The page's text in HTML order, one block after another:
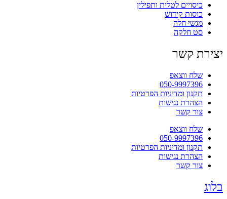
כיסויים לטלית ותפילין
כוסות קידוש
מגשי חלה
סט חלקה
יצירת קשר
שלח ווצאפ
050-9997396
תקנון ומדיניות הפרטיות
הצהרת נגישות
צור קשר
שלח ווצאפ
050-9997396
תקנון ומדיניות הפרטיות
הצהרת נגישות
צור קשר
בלוג